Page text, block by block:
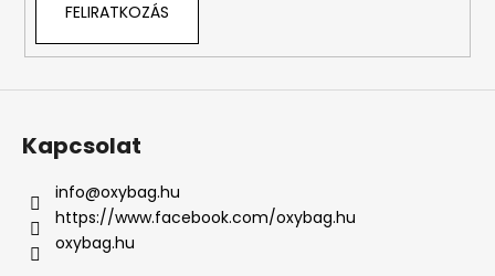
FELIRATKOZÁS
Kapcsolat
info@oxybag.hu
https://www.facebook.com/oxybag.hu
oxybag.hu